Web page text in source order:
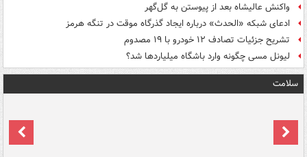
واکنش عالیشاه بعد از پیوستن به گل‌گهر
ادعای شبکه «الحدث» درباره ایجاد گذرگاه موقت در تنگه هرمز
تشریح جزئیات تصادف ۱۲ خودرو با ۱۹ مصدوم
لیونل مسی چگونه وارد باشگاه میلیاردها شد؟
سلامت